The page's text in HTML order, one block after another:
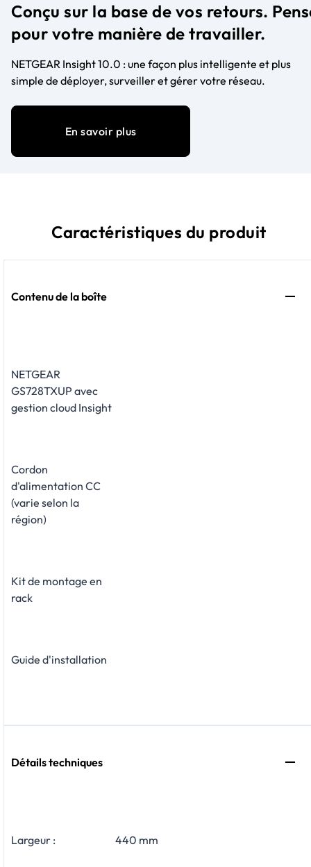
Conçu sur la base de vos retours.
pour votre manière de travailler.
NETGEAR Insight 10.0 : une façon plus intelligente et plus
simple de déployer, surveiller et gérer votre réseau.
En savoir plus
Caractéristiques du produit
Contenu de la boîte
NETGEAR
GS728TXUP avec
gestion cloud Insight
Cordon
d'alimentation CC
(varie selon la
région)
Kit de montage en
rack
Guide d'installation
Détails techniques
Largeur : 440 mm